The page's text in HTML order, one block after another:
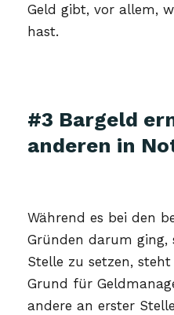
Geld gibt, vor allem,
hast.
#3 Bargeld
anderen in
Während es bei den
Gründen darum ging,
Stelle zu setzen,
Grund für
andere an erster